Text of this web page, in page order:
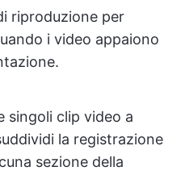
riproduzione per
i video appaiono
singoli clip video a
la registrazione
sezione della